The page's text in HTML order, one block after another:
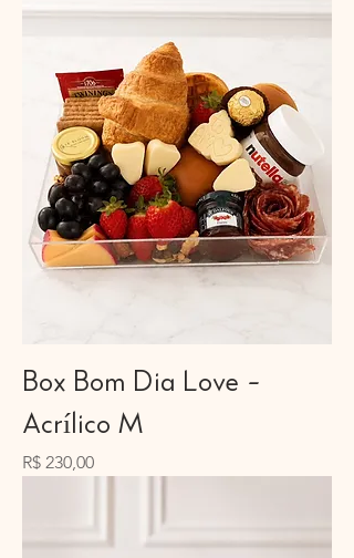
Box Bom Dia Love -
Acrílico M
Preço
R$ 230,00